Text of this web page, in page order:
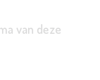
van deze